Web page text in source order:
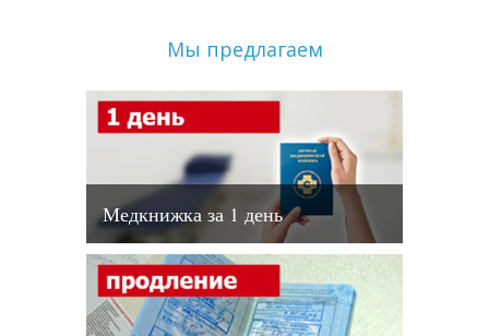
Мы предлагаем
Медкнижка за 1 день